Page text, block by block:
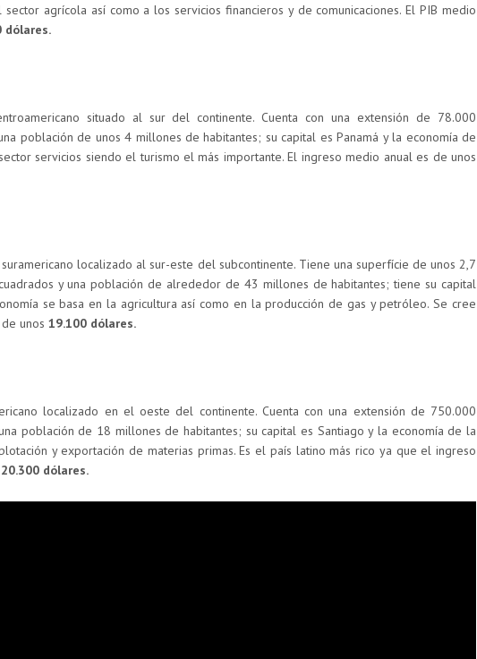
agrícola así como a los servicios financieros y de comunicaciones. El PIB medio
dólares.
situado al sur del continente. Cuenta con una extensión de 78.000
población de unos 4 millones de habitantes; su capital es Panamá y la economía de
servicios siendo el turismo el más importante. El ingreso medio anual es de unos
localizado al sur-este del subcontinente. Tiene una superfície de unos 2,7
y una población de alrededor de 43 millones de habitantes; tiene su capital
se basa en la agricultura así como en la producción de gas y petróleo. Se cree
unos 19.100 dólares.
localizado en el oeste del continente. Cuenta con una extensión de 750.000
población de 18 millones de habitantes; su capital es Santiago y la economía de la
y exportación de materias primas. Es el país latino más rico ya que el ingreso
20.300 dólares.